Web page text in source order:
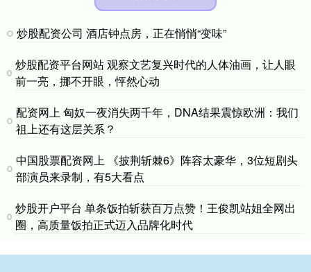
炒股配资公司 酒店钟点房，正在悄悄“变味”
炒股配资平台网站 观察文艺复兴时代的人体油画，让人眼
前一亮，挪不开眼，怦然心动
配资网上 匈奴一夜消失两千年，DNA结果震惊欧洲：我们
祖上还有这层关系？
中国股票配资网上 《披荆斩棘6》阵容太豪华，3位短剧头
部演员来录制，有5大看点
炒股开户平台 单条饭拍斩获百万点赞！王俊凯站姐全网出
圈，高质量饭拍正式迈入品牌化时代